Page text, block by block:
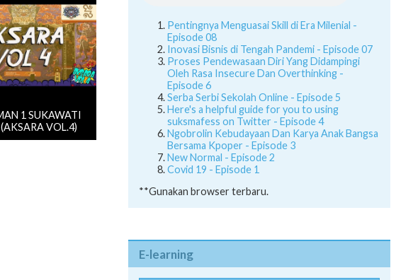
1 SUKAWATI
VOL.4)
Pentingnya Menguasai Skill di Era Milenial -
Episode 08
Inovasi Bisnis di Tengah Pandemi - Episode 07
Proses Pendewasaan Diri Yang Didampingi
Oleh Rasa Insecure Dan Overthinking -
Episode 6
Serba Serbi Sekolah Online - Episode 5
Here's a helpful guide for you to using
suksmafess on Twitter - Episode 4
Ngobrolin Kebudayaan Dan Karya Anak Bangsa
Bersama Kpoper - Episode 3
New Normal - Episode 2
Covid 19 - Episode 1
**Gunakan browser terbaru.
E-learning